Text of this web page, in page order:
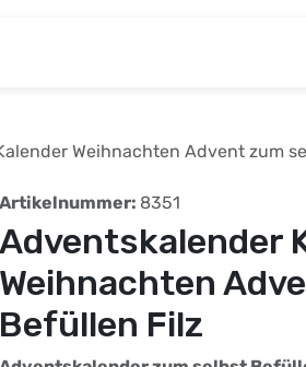
Weihnachten Advent zum
Artikelnummer: 8351
Adventskalender
Weihnachten
Befüllen Filz